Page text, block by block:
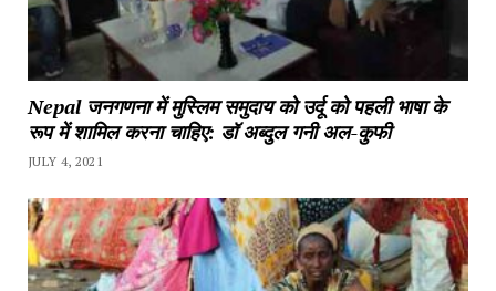
Nepal जनगणना में मुस्लिम समुदाय को उर्दू को पहली भाषा के
रूप में शामिल करना चाहिए: डॉ अब्दुल गनी अल-कुफी
JULY 4, 2021